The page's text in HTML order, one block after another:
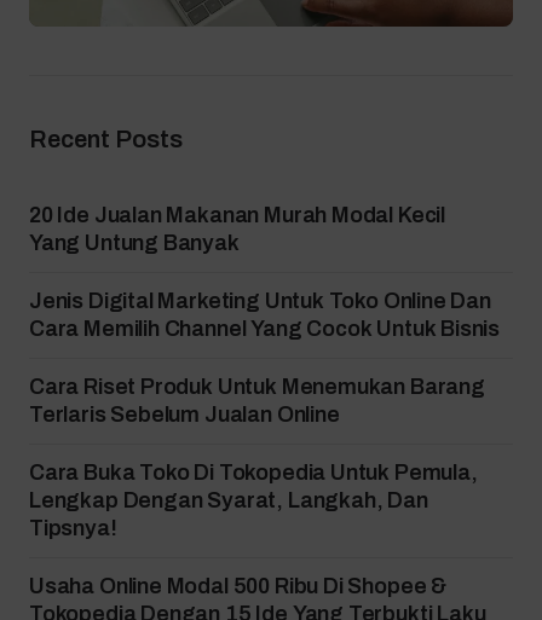
Recent Posts
20 Ide Jualan Makanan Murah Modal Kecil
Yang Untung Banyak
Jenis Digital Marketing Untuk Toko Online Dan
Cara Memilih Channel Yang Cocok Untuk Bisnis
Cara Riset Produk Untuk Menemukan Barang
Terlaris Sebelum Jualan Online
Cara Buka Toko Di Tokopedia Untuk Pemula,
Lengkap Dengan Syarat, Langkah, Dan
Tipsnya!
Usaha Online Modal 500 Ribu Di Shopee &
Tokopedia Dengan 15 Ide Yang Terbukti Laku